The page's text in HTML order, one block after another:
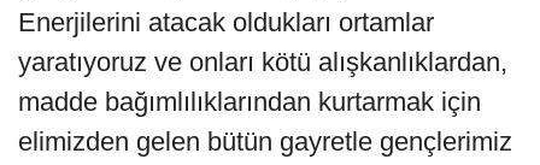
Enerjilerini atacak oldukları ortamlar
yaratıyoruz ve onları kötü alışkanlıklardan,
madde bağımlılıklarından kurtarmak için
elimizden gelen bütün gayretle gençlerimiz